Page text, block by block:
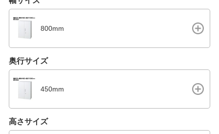
800mm
奥行サイズ
450mm
高さサイズ